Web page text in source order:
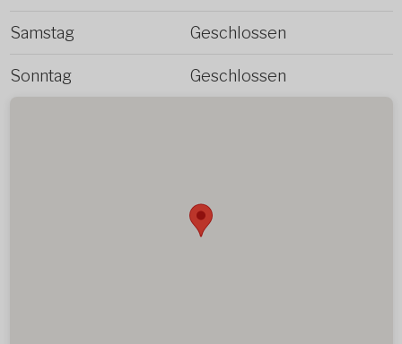
Samstag Geschlossen
Sonntag Geschlossen